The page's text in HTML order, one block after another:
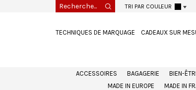
TRI PAR COULEUR
TECHNIQUES DE MARQUAGE CADEAUX SUR
ACCESSOIRES BAGAGERIE BIEN-
MADE IN EUROPE
MADE IN